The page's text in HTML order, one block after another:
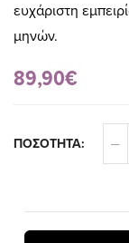
ευχάριστη
μηνών.
89,90€
ΠΟΣΟΤΗΤΑ: